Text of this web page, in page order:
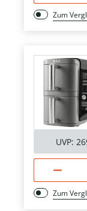
Zum
UVP:
Zum